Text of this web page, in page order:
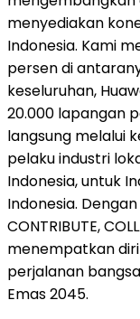
menyediakan
Indonesia. Kami
persen di
keseluruhan,
20.000 lapangan
langsung melalui
pelaku industri
Indonesia, untuk
Indonesia.
CONTRIBUTE,
menempatkan
perjalanan
Emas 2045.